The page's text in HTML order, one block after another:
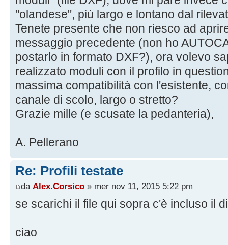
"olandese", più largo e lontano dal
Tenete presente che non riesco ad
messaggio precedente (non ho
postarlo in formato DXF?), ora volevo
realizzato moduli con il profilo in
massima compatibilità con l'esistente,
canale di scolo, largo o stretto?
Grazie mille (e scusate la pedanteria),
A. Pellerano
Re: Profili testate
da Alex.Corsico » mer nov 11, 2015 5:22 pm
se scarichi il file qui sopra c'è incluso il
ciao